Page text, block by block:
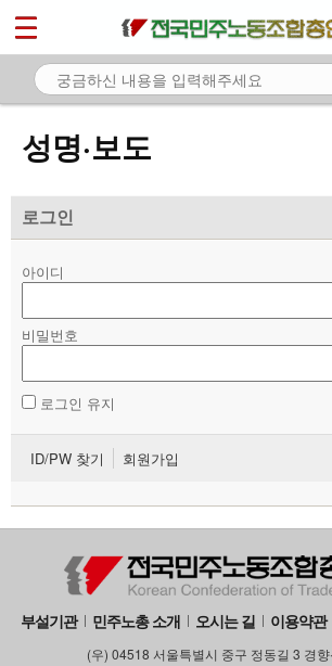
성명·보도
로그인
아이디
비밀번호
로그인 유지
ID/PW 찾기 회원가입
부설기관 민주노총 소개 오시는 길 이용약관
(우) 04518 서울특별시 중구 정동길 3 경
마이페이지
소개
- 공지사항
- 성명·보도
자료
부설기관
업무